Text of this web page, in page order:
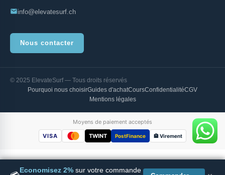
info@elevatesurf.ch
Nous contacter
© 2025 ElevateSurf — Tous droits réservés
Pourquoi nous choisirGuides d'achatCoursConfidentialitéCGV
Mentions légales
Moyens de paiement acceptés
VISA
TWINT PostFinance 🏦 Virement
Economisez 2% sur votre commande